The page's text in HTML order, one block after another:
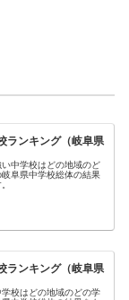
ランキング（岐阜県
中学校はどの地域のど
阜県中学校総体の結果
ランキング（岐阜県
校はどの地域のどの学